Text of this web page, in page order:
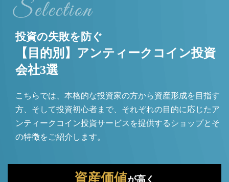
投資の失敗を防ぐ
【目的別】アンティークコイン投資
会社3選
こちらでは、本格的な投資家の方から資産形成を目指す
方、そして投資初心者まで、それぞれの目的に応じたア
ンティークコイン投資サービスを提供するショップとそ
の特徴をご紹介します。
資産価値が高く